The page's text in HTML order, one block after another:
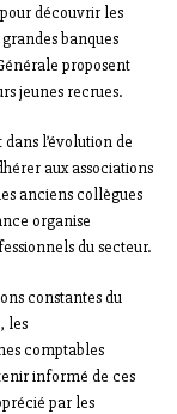
découvrir les
banques
proposent
jeunes recrues.
l’évolution de
aux associations
anciens collègues
organise
du secteur.
constantes du
les
comptables
informé de ces
par les